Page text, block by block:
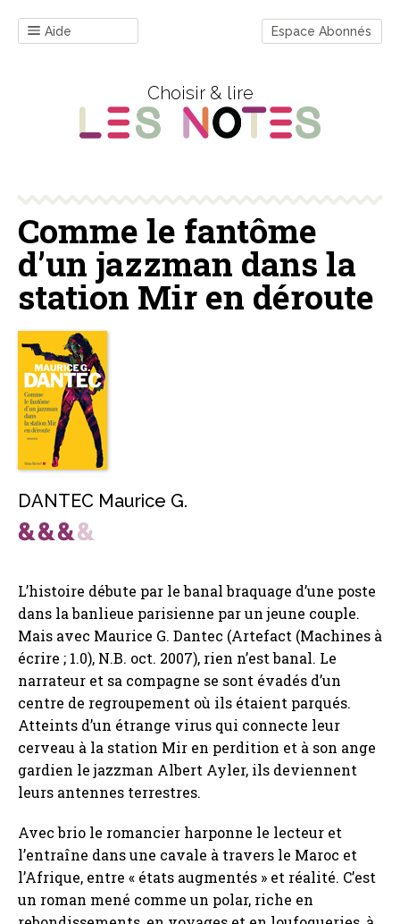
Aide Espace Abonnés
Choisir & lire
Comme le fantôme
d’un jazzman dans la
station Mir en déroute
DANTEC Maurice G.
L’histoire débute par le banal braquage d’une poste
dans la banlieue parisienne par un jeune couple.
Mais avec Maurice G. Dantec (Artefact (Machines à
écrire ; 1.0), N.B. oct. 2007), rien n’est banal. Le
narrateur et sa compagne se sont évadés d’un
centre de regroupement où ils étaient parqués.
Atteints d’un étrange virus qui connecte leur
cerveau à la station Mir en perdition et à son ange
gardien le jazzman Albert Ayler, ils deviennent
leurs antennes terrestres.
Avec brio le romancier harponne le lecteur et
l’entraîne dans une cavale à travers le Maroc et
l’Afrique, entre « états augmentés » et réalité. C’est
un roman mené comme un polar, riche en